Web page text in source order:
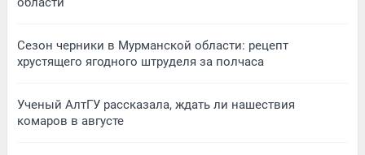
Сезон черники в Мурманской области: рецепт
хрустящего ягодного штруделя за полчаса
Ученый АлтГУ рассказала, ждать ли нашествия
комаров в августе